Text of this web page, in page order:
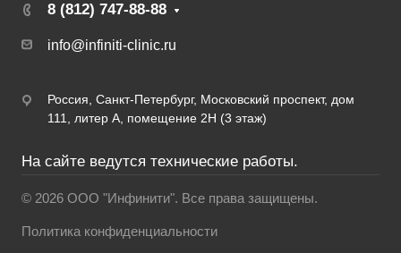
8 (812) 747-88-88
info@infiniti-clinic.ru
Россия, Санкт-Петербург, Московский проспект, дом
111, литер А, помещение 2Н (3 этаж)
На сайте ведутся технические работы.
© 2026 ООО "Инфинити". Все права защищены.
Политика конфиденциальности